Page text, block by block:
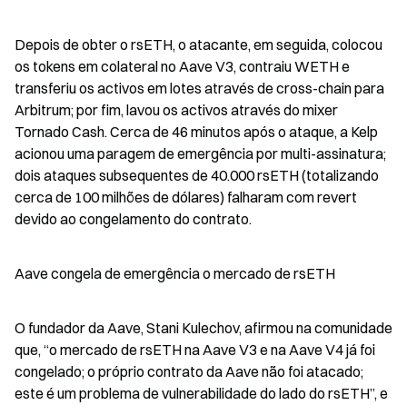
Depois de obter o rsETH, o atacante, em seguida, colocou
os tokens em colateral no Aave V3, contraiu WETH e
transferiu os activos em lotes através de cross-chain para
Arbitrum; por fim, lavou os activos através do mixer
Tornado Cash. Cerca de 46 minutos após o ataque, a Kelp
acionou uma paragem de emergência por multi-assinatura;
dois ataques subsequentes de 40.000 rsETH (totalizando
cerca de 100 milhões de dólares) falharam com revert
devido ao congelamento do contrato.
Aave congela de emergência o mercado de rsETH
O fundador da Aave, Stani Kulechov, afirmou na comunidade
que, “o mercado de rsETH na Aave V3 e na Aave V4 já foi
congelado; o próprio contrato da Aave não foi atacado;
este é um problema de vulnerabilidade do lado do rsETH”, e